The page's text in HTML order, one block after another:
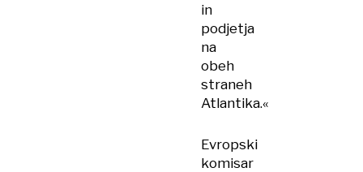
in
podjetja
na
obeh
straneh
Atlantika.«
Evropski
komisar